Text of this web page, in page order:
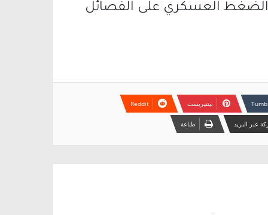
الضغط العسكري على الفصائل
بينتيريست
عبر البريد طباعة